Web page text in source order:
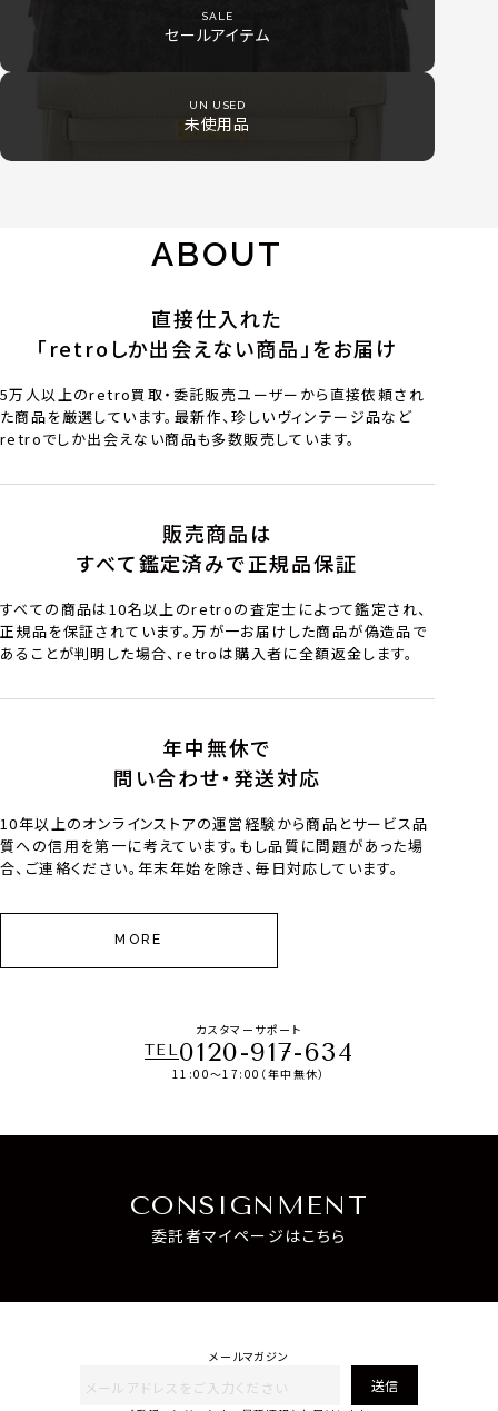
SALE
セールアイテム
UN USED
未使用品
ABOUT
直接仕入れた
「retroしか出会えない商品」をお届け
5万人以上のretro買取・委託販売ユーザーから直接依頼され
た商品を厳選しています。最新作、珍しいヴィンテージ品など
retroでしか出会えない商品も多数販売しています。
販売商品は
すべて鑑定済みで正規品保証
すべての商品は10名以上のretroの査定士によって鑑定され、
正規品を保証されています。万が一お届けした商品が偽造品で
あることが判明した場合、retroは購入者に全額返金します。
年中無休で
問い合わせ・発送対応
10年以上のオンラインストアの運営経験から商品とサービス品
質への信用を第一に考えています。もし品質に問題があった場
合、ご連絡ください。年末年始を除き、毎日対応しています。
MORE
カスタマーサポート
TEL0120-917-634
11:00～17:00（年中無休）
CONSIGNMENT
委託者マイページはこちら
メールマガジン
送信